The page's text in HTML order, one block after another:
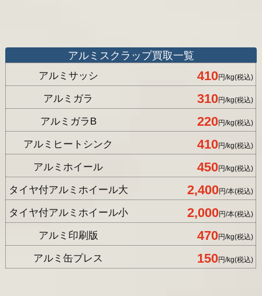
アルミスクラップ買取一覧
アルミサッシ 410円/kg(税込)
アルミガラ 310円/kg(税込)
アルミガラB 220円/kg(税込)
アルミヒートシンク 410円/kg(税込)
アルミホイール 450円/kg(税込)
タイヤ付アルミホイール大 2,400円/本(税込)
タイヤ付アルミホイール小 2,000円/本(税込)
アルミ印刷版 470円/kg(税込)
アルミ缶プレス 150円/kg(税込)